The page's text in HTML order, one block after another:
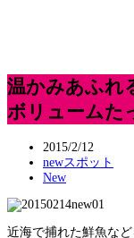
温かみあふれ
ボリュームた
2015/2/12
newスポット
New
近海で捕れた鮮魚な